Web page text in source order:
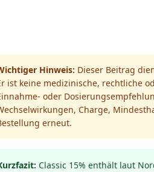
Hinweis: Dieser Beitrag
ist keine medizinische, rechtliche
oder
Charge,
erneut.
Classic 15% enthält laut